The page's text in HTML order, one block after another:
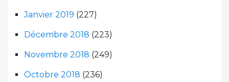
Janvier 2019 (227)
Décembre 2018 (223)
Novembre 2018 (249)
Octobre 2018 (236)